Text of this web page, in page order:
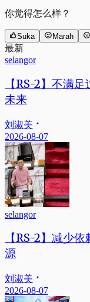
你觉得怎么样？
Suka Marah
最新
selangor
【RS-2】不满
未来
刘淑美
2026-08-07
selangor
【RS-2】减少
源
刘淑美
2026-08-07